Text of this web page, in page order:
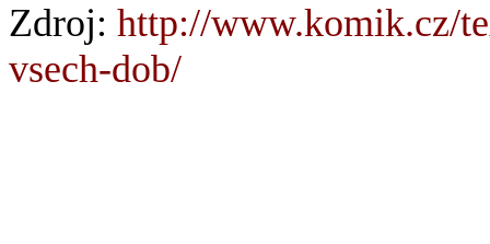
Zdroj: http://www.komik.cz/
vsech-dob/